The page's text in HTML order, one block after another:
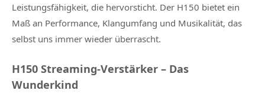
Leistungsfähigkeit, die hervorsticht. Der H150 bietet ein
Maß an Performance, Klangumfang und Musikalität, das
selbst uns immer wieder überrascht.
H150 Streaming-Verstärker – Das
Wunderkind